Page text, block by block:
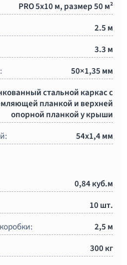
PRO 5x10 м, размер 50 м²
2.5 м
3.3 м
50×1,35 мм
стальной каркас с
планкой и верхней
опорной планкой у крыши
54х1,4 мм
0,84 куб.м
10 шт.
2,5 м
300 кг